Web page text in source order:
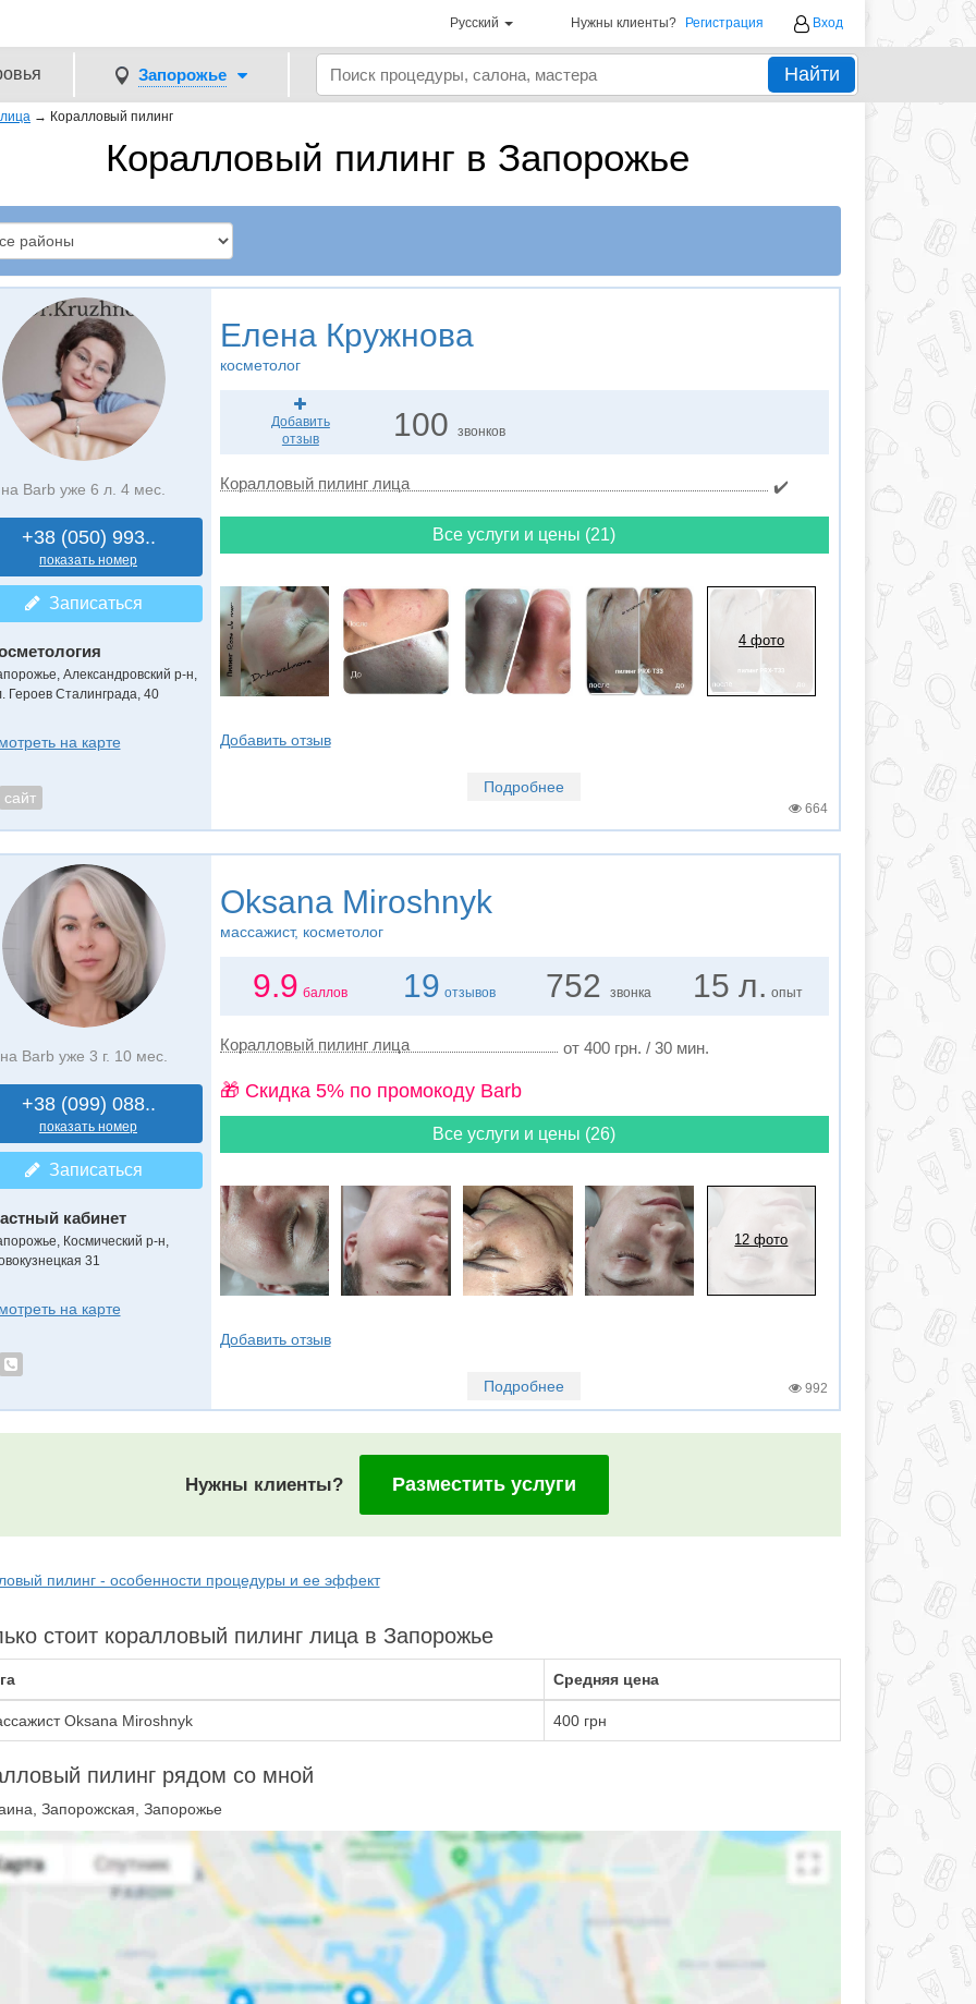
Русский Нужны клиенты? Регистрация Вход
Запорожье Найти
→ Коралловый пилинг
Коралловый пилинг в Запорожье
на Barb уже 6 л. 4 мес.
+38 (050) 993..
показать номер
Записаться
Александровский р-н,
Героев Сталинграда, 40
на карте
сайт
Елена Кружнова
косметолог
Добавить
отзыв
100звонков
Коралловый пилинг лица ✔️
Все услуги и цены (21)
4 фото
Добавить отзыв
Подробнее
664
на Barb уже 3 г. 10 мес.
+38 (099) 088..
показать номер
Записаться
кабинет
Космический р-н,
31
на карте
Oksana Miroshnyk
массажист, косметолог
9.9 баллов 19 отзывов 752 звонка 15 л. опыт
Коралловый пилинг лица от 400 грн. / 30 мин.
🎁 Cкидка 5% по промокоду Barb
Все услуги и цены (26)
12 фото
Добавить отзыв
Подробнее 992
Нужны клиенты? Разместить услуги
пилинг - особенности процедуры и ее эффект
стоит коралловый пилинг лица в Запорожье
Средняя цена
Oksana Miroshnyk 400 грн
пилинг рядом со мной
Запорожская, Запорожье